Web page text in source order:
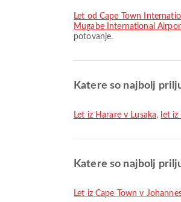
let od Cape Town
Mugabe International
potovanje.
Katere so najbolj
let iz Harare v Lusaka, let
Katere so najbolj
let iz Cape Town v